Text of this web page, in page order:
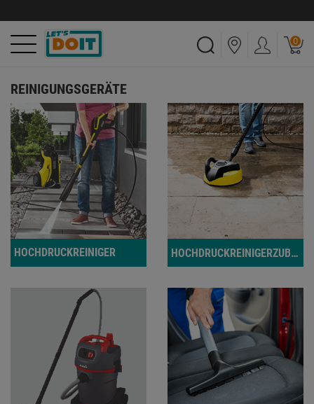
0
REINIGUNGSGERÄTE
HOCHDRUCKREINIGER HOCHDRUCKREINIGERZUBEHÖR